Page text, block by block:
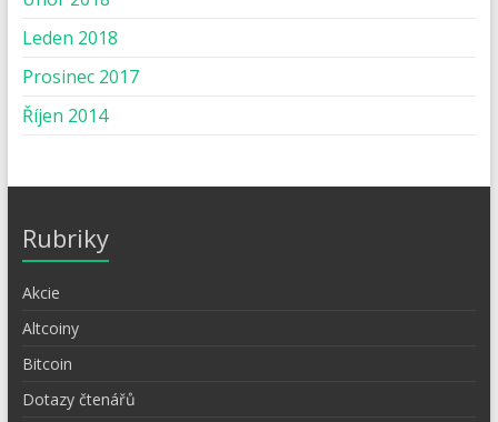
Leden 2018
Prosinec 2017
Říjen 2014
Rubriky
Akcie
Altcoiny
Bitcoin
Dotazy čtenářů